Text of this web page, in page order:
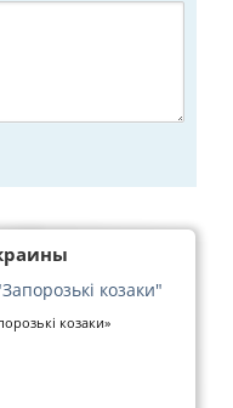
козаки"
козаки»